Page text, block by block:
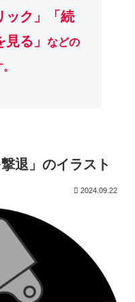
ック」「続
見る」などの
退」のイラスト
2024.09.22